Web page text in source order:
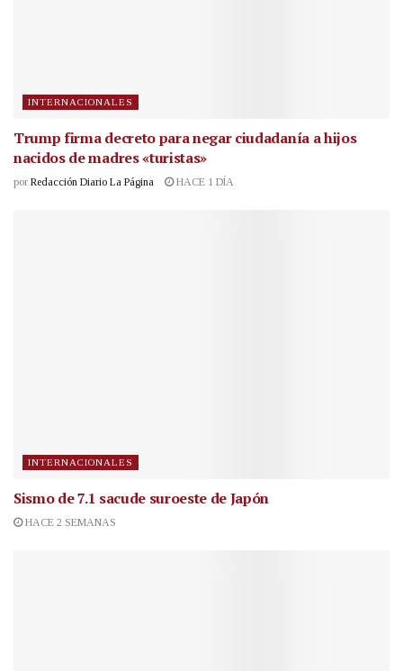
INTERNACIONALES
Trump firma decreto para negar ciudadanía a hijos
nacidos de madres «turistas»
por Redacción Diario La Página HACE 1 DÍA
INTERNACIONALES
Sismo de 7.1 sacude suroeste de Japón
HACE 2 SEMANAS